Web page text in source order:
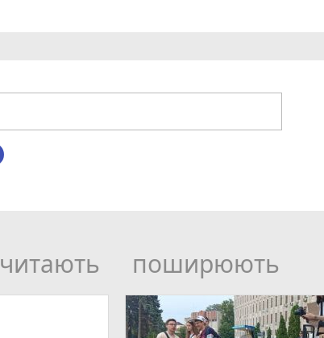
читають поширюють